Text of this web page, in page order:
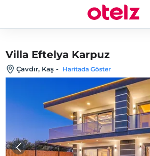
Villa Eftelya Karpuz
Çavdır, Kaş - Haritada Göster